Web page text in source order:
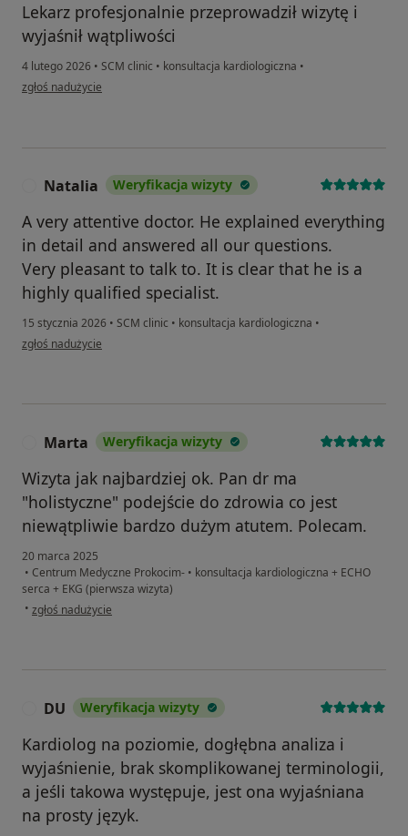
Lekarz profesjonalnie przeprowadził wizytę i
wyjaśnił wątpliwości
4 lutego 2026 • SCM clinic • konsultacja kardiologiczna •
w opinii użytkownika Aga
zgłoś nadużycie
Natalia Weryfikacja wizyty
A very attentive doctor. He explained everything
in detail and answered all our questions.
Very pleasant to talk to. It is clear that he is a
highly qualified specialist.
15 stycznia 2026 • SCM clinic • konsultacja kardiologiczna •
w opinii użytkownika Natalia
zgłoś nadużycie
Marta Weryfikacja wizyty
Wizyta jak najbardziej ok. Pan dr ma
"holistyczne" podejście do zdrowia co jest
niewątpliwie bardzo dużym atutem. Polecam.
20 marca 2025
• Centrum Medyczne Prokocim- • konsultacja kardiologiczna + ECHO
serca + EKG (pierwsza wizyta)
• w opinii użytkownika Marta
zgłoś nadużycie
DU Weryfikacja wizyty
Kardiolog na poziomie, dogłębna analiza i
wyjaśnienie, brak skomplikowanej terminologii,
a jeśli takowa występuje, jest ona wyjaśniana
na prosty język.